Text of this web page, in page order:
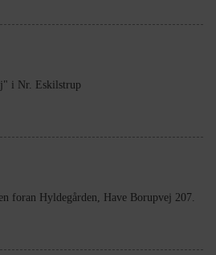
i Nr. Eskilstrup
foran Hyldegården, Have Borupvej 207.